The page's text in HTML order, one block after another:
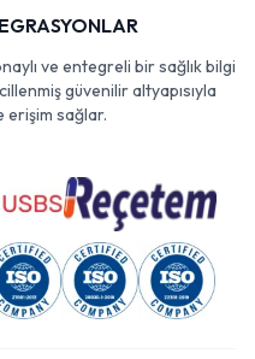
ve entegreli bir sağlık bilgi
güvenilir altyapısıyla
erişim sağlar.